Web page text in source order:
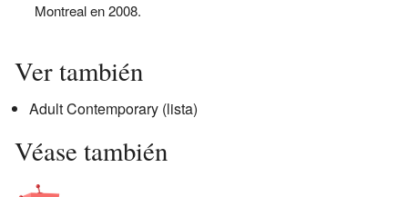
Montreal en 2008.
Ver también
Adult Contemporary (lista)
Véase también